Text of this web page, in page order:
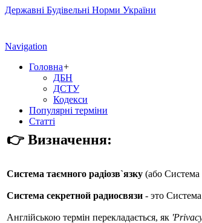
Державні Будівельні Норми України
Navigation
Головна+
ДБН
ДСТУ
Кодекси
Популярні терміни
Статті
👉 Визначення:
Система таємного радіозв`язку (або Система
Система секретной радиосвязи - это
Англійською термін перекладається, як